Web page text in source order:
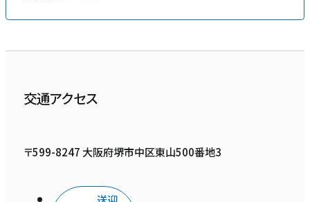
交通アクセス
〒599-8247 大阪府堺市中区東山500番地3
送迎